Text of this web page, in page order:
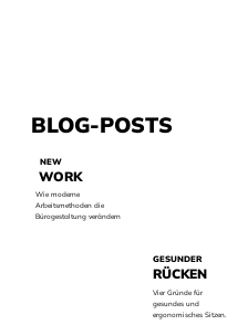
BLOG-POSTS
NEW
WORK
Wie moderne
Arbeitsmethoden die
Bürogestaltung verändern
RÜCKEN
GESUNDER
Vier Gründe für
gesundes und
ergonomisches Sitzen.